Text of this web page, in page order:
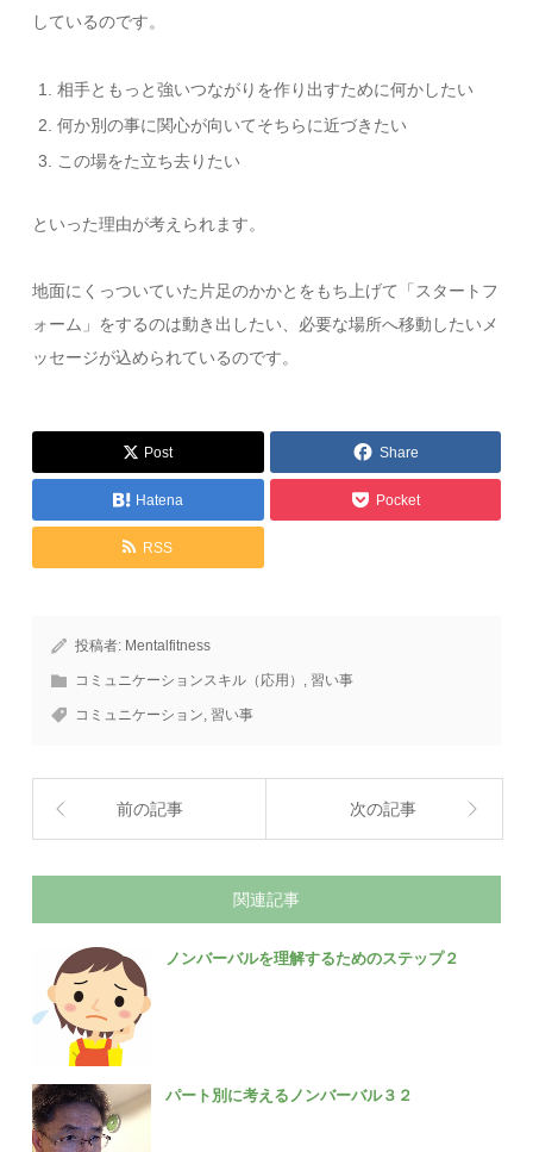
しているのです。
相手ともっと強いつながりを作り出すために何かしたい
何か別の事に関心が向いてそちらに近づきたい
この場をた立ち去りたい
といった理由が考えられます。
地面にくっついていた片足のかかとをもち上げて「 スタートフ
ォーム 」をするのは動き出したい、必要な場所へ移動したいメ
ッセージが込められているのです。
Post Share
Hatena Pocket
RSS
投稿者: Mentalfitness
コミュニケーションスキル（応用） ,習い事
コミュニケーション,習い事
前の記事 次の記事
関連記事
ノンバーバルを理解するためのステップ２
パート別に考えるノンバーバル３２